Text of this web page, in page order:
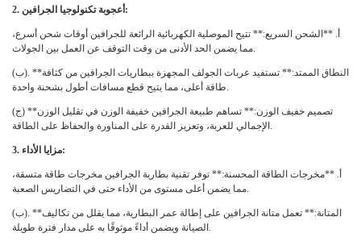
2. أعجوبة تكنولوجيا الجرافين:
أ. **الشحن السريع:** تتيح الموصلية الكهربائية الرائعة للجرافين أوقات شحن أسرع،
مما يضمن الحد الأدنى من وقت التوقف عن العمل بين الجولات.
(ب). **النطاق الممتد:** تستفيد عربات الجولف المجهزة ببطاريات الجرافين من كثافة
طاقة أعلى، مما يتيح قطع مسافات أطول بشحنة واحدة.
(ج) **تصميم خفيف الوزن:** تساهم طبيعة الجرافين خفيفة الوزن في تقليل الوزن
الإجمالي للعربة، وتعزيز القدرة على المناورة والحفاظ على الطاقة.
3. مزايا الأداء:
أ. **مخرجات الطاقة المحسنة:** توفر تقنية بطارية الجرافين مخرجات طاقة متسقة،
مما يضمن أعلى مستوى من الأداء حتى في التضاريس الصعبة.
(ب). **المتانة:** تعمل متانة الجرافين على إطالة عمر البطارية، مما يقلل من تكاليف
الصيانة ويضمن أداءً موثوقًا به على مدار فترة طويلة.